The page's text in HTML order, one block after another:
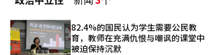
82.4%的国民认为学生需要公民教
育，教师在充满仇恨与嘲讽的课堂中
被迫保持沉默